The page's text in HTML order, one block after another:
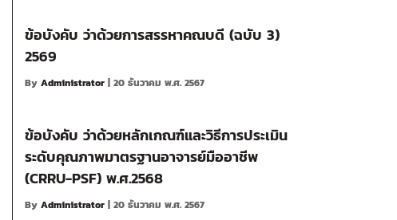
ข้อบังคับ ว่าด้วยการสรรหาคณบดี (ฉบับ 3)
2569
By Administrator | 20 ธันวาคม พ.ศ. 2567
ข้อบังคับ ว่าด้วยหลักเกณฑ์และวิธีการประเมิน
ระดับคุณภาพมาตรฐานอาจารย์มืออาชีพ
(CRRU-PSF) พ.ศ.2568
By Administrator | 20 ธันวาคม พ.ศ. 2567